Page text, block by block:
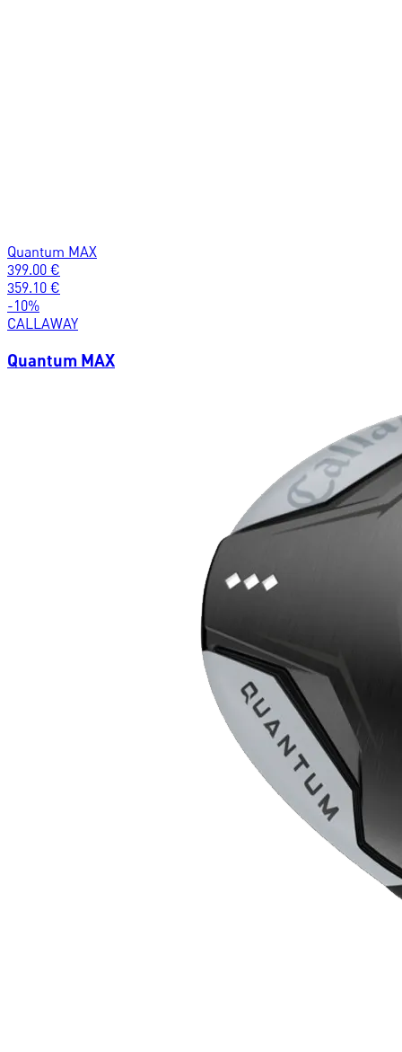
Quantum MAX
399.00 €
359.10 €
-10%
CALLAWAY
Quantum MAX